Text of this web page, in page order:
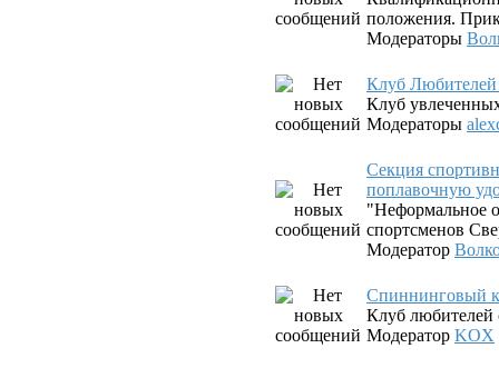
положения.
Модераторы
Клуб
Клуб
Модераторы
Секция
поплавочную
"Неформальное
спортсменов
Модератор
Спиннинговый
Клуб любителей
Модератор KOX